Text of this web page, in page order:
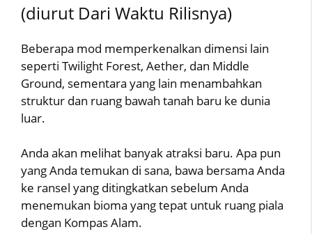
(diurut Dari Waktu Rilisnya)
Beberapa mod memperkenalkan dimensi lain
seperti Twilight Forest, Aether, dan Middle
Ground, sementara yang lain menambahkan
struktur dan ruang bawah tanah baru ke dunia
luar.
Anda akan melihat banyak atraksi baru. Apa pun
yang Anda temukan di sana, bawa bersama Anda
ke ransel yang ditingkatkan sebelum Anda
menemukan bioma yang tepat untuk ruang piala
dengan Kompas Alam.